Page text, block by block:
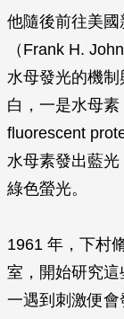
他隨後前往美國
（Frank H.
水母發光的機
白，一是水母
fluorescent
水母素發出藍
綠色螢光。
1961 年，下村
室，開始研究這
一遇到刺激便